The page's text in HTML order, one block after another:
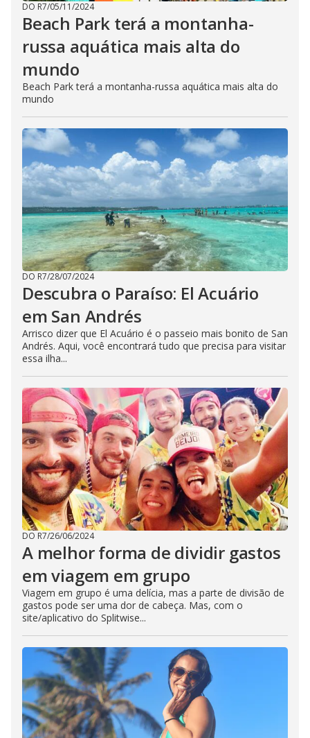
DO R7/05/11/2024
Beach Park terá a montanha-
russa aquática mais alta do
mundo
Beach Park terá a montanha-russa aquática mais alta do
mundo
DO R7/28/07/2024
Descubra o Paraíso: El Acuário
em San Andrés
Arrisco dizer que El Acuário é o passeio mais bonito de San
Andrés. Aqui, você encontrará tudo que precisa para visitar
essa ilha...
DO R7/26/06/2024
A melhor forma de dividir gastos
em viagem em grupo
Viagem em grupo é uma delícia, mas a parte de divisão de
gastos pode ser uma dor de cabeça. Mas, com o
site/aplicativo do Splitwise...